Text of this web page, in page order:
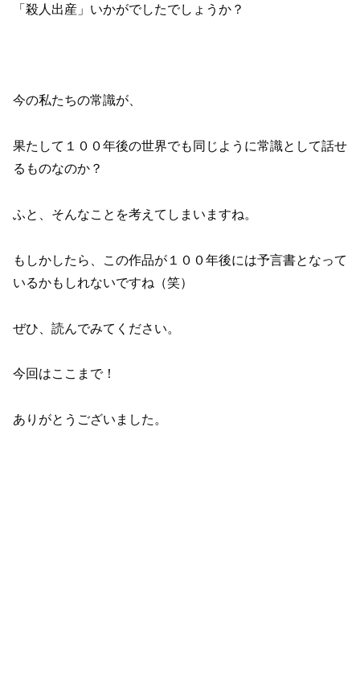
「殺人出産」いかがでしたでしょうか？
今の私たちの常識が、
果たして１００年後の世界でも同じように常識として話せ
るものなのか？
ふと、そんなことを考えてしまいますね。
もしかしたら、この作品が１００年後には予言書となって
いるかもしれないですね（笑）
ぜひ、読んでみてください。
今回はここまで！
ありがとうございました。